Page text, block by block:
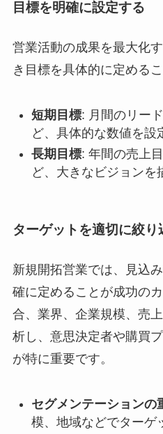
目標を明確に設定する
営業活動の成果を最大化
き目標を具体的に定める
短期目標: 月間のリー
ど、具体的な数値を設
長期目標: 年間の売上
ど、大きなビジョンを
ターゲットを適切に絞り
新規開拓営業では、見込
確に定めることが成功の
合、業界、企業規模、売
析し、意思決定者や購買
が特に重要です。
セグメンテーションの
模、地域などでターゲ